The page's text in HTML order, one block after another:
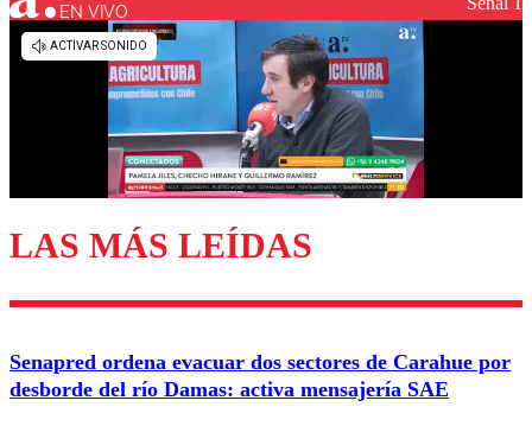
Los comentarios son moderados para garantizar un
diálogo respetuoso.
Enviar comentario
EN VIVO
LAS MÁS LEÍDAS
Senapred ordena evacuar dos sectores de Carahue por
desborde del río Damas: activa mensajería SAE